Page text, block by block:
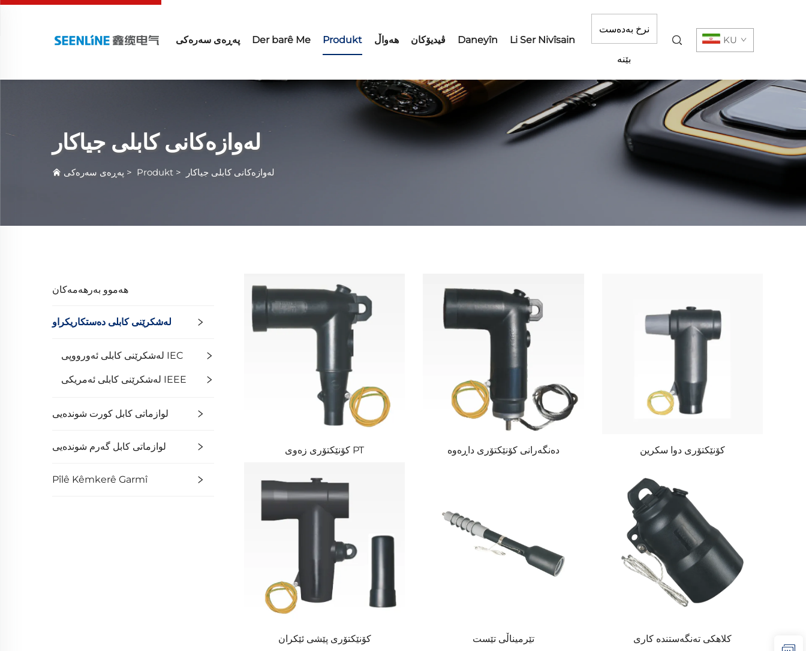
پەڕەی سەرەکی Der barê Me Produkt هەواڵ ڤیدیۆکان Daneyîn Li Ser Nivîsain
نرخ بەدەست
بێنە
KU
لەوازەکانی کابلی جیاکار
پەڕەی سەرەکی > Produkt > لەوازەکانی کابلی جیاکار
هەموو بەرهەمەکان
لەشکرێنی کابلی دەستکاریکراو
لەشکرێنی کابلی ئەورووپی IEC
لەشکرێنی کابلی ئەمریکی IEEE
لوازماتى كابل كورت شوندەيى
لوازماتى كابل گەرم شوندەيى
Pîlê Kêmkerê Garmî
کۆنێکتۆری زەوی PT دەنگەرانی کۆنێکتۆری داڕەوە کۆنێکتۆری دوا سکرین
کۆنێکتۆری پێشی ئێکران تێرمیناڵی تێست كلاهكى تەنگەستنده كارى